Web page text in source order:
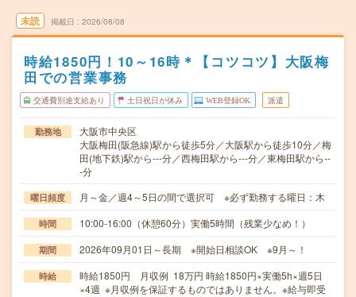
未読 掲載日 2026/08/08
時給1850円！10～16時＊【コツコツ】大阪梅
田での営業事務
交通費別途支給あり 土日祝日が休み WEB登録OK 派遣
勤務地
大阪市中央区
大阪梅田(阪急線)駅から徒歩5分／大阪駅から徒歩10分／梅
田(地下鉄)駅から---分／西梅田駅から---分／東梅田駅から--
-分
曜日頻度 月～金／週4～5日の間で選択可 ※必ず勤務する曜日：木
時間 10:00-16:00（休憩60分）実働5時間（残業少なめ！）
期間 2026年09月01日～長期 ※開始日相談OK ※9月～！
時給
時給1850円 月収例 18万円 時給1850円×実働5h×週5日
×4週 ※月収例を保証するものではありません。※給与即受